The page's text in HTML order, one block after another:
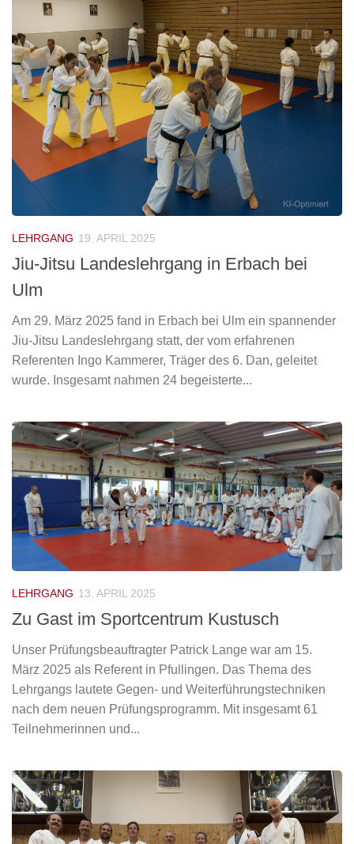
LEHRGANG 19. APRIL 2025
Jiu-Jitsu Landeslehrgang in Erbach bei
Ulm
Am 29. März 2025 fand in Erbach bei Ulm ein spannender
Jiu-Jitsu Landeslehrgang statt, der vom erfahrenen
Referenten Ingo Kammerer, Träger des 6. Dan, geleitet
wurde. Insgesamt nahmen 24 begeisterte...
LEHRGANG 13. APRIL 2025
Zu Gast im Sportcentrum Kustusch
Unser Prüfungsbeauftragter Patrick Lange war am 15.
März 2025 als Referent in Pfullingen. Das Thema des
Lehrgangs lautete Gegen- und Weiterführungstechniken
nach dem neuen Prüfungsprogramm. Mit insgesamt 61
Teilnehmerinnen und...